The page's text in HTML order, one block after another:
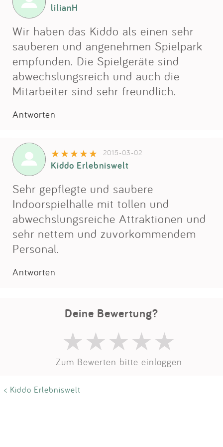
lilianH
Wir haben das Kiddo als einen sehr
sauberen und angenehmen Spielpark
empfunden. Die Spielgeräte sind
abwechslungsreich und auch die
Mitarbeiter sind sehr freundlich.
Antworten
2015-03-02
Kiddo Erlebniswelt
Sehr gepflegte und saubere
Indoorspielhalle mit tollen und
abwechslungsreiche Attraktionen und
sehr nettem und zuvorkommendem
Personal.
Antworten
Deine Bewertung?
Zum Bewerten bitte einloggen
< Kiddo Erlebniswelt